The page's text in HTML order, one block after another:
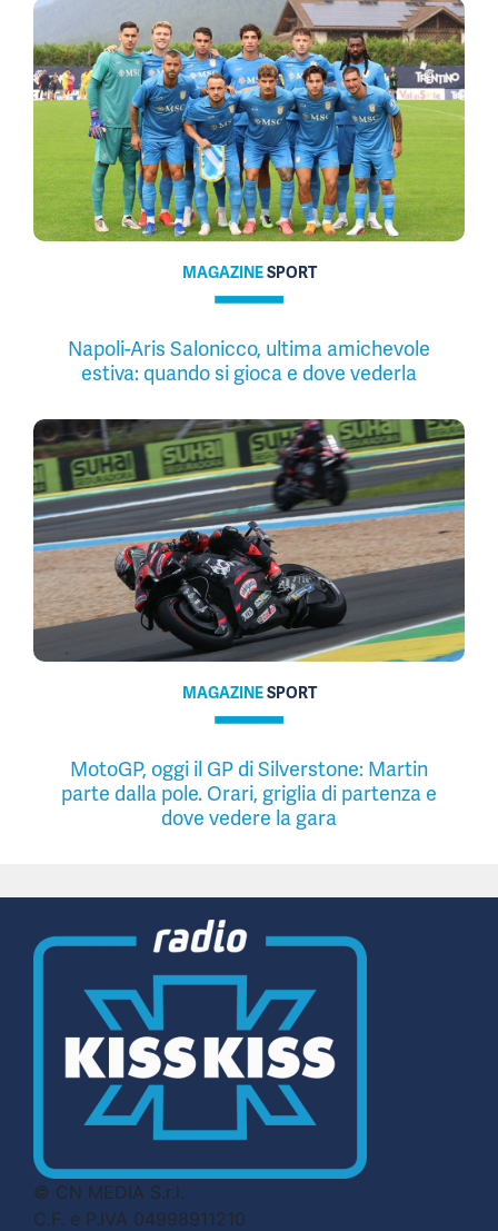
MAGAZINESPORT
Napoli-Aris Salonicco, ultima amichevole
estiva: quando si gioca e dove vederla
MAGAZINESPORT
MotoGP, oggi il GP di Silverstone: Martin
parte dalla pole. Orari, griglia di partenza e
dove vedere la gara
© CN MEDIA S.r.l.
C.F. e P.IVA 04998911210